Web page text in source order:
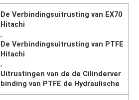
De Verbindingsuitrusting van EX70
Hitachi
,
De Verbindingsuitrusting van PTFE
Hitachi
,
Uitrustingen van de de Cilinderver
binding van PTFE de Hydraulische